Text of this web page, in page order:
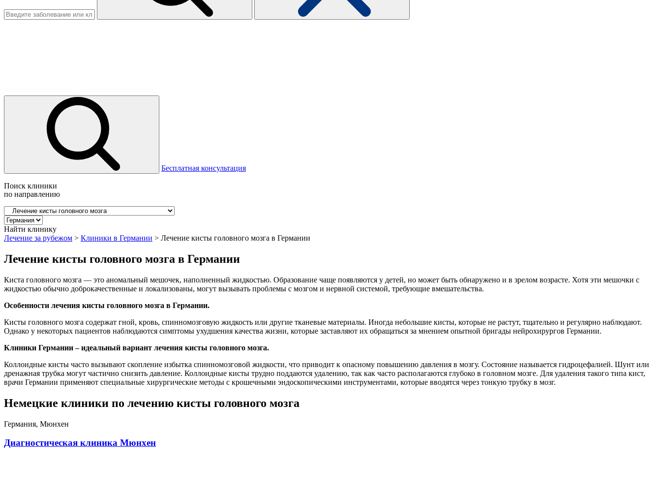
Бесплатная консультация
Поиск клиники
по направлению
Найти клинику
Лечение за рубежом > Клиники в Германии > Лечение кисты головного мозга в Германии
Лечение кисты головного мозга в Германии
Киста головного мозга — это аномальный мешочек, наполненный жидкостью. Образование чаще появляются у детей, но может быть обнаружено и в зрелом возрасте. Хотя эти мешочки с
жидкостью обычно доброкачественные и локализованы, могут вызывать проблемы с мозгом и нервной системой, требующие вмешательства.
Особенности лечения кисты головного мозга в Германии.
Кисты головного мозга содержат гной, кровь, спинномозговую жидкость или другие тканевые материалы. Иногда небольшие кисты, которые не растут, тщательно и регулярно наблюдают.
Однако у некоторых пациентов наблюдаются симптомы ухудшения качества жизни, которые заставляют их обращаться за мнением опытной бригады нейрохирургов Германии.
Клиники Германии – идеальный вариант лечения кисты головного мозга.
Коллоидные кисты часто вызывают скопление избытка спинномозговой жидкости, что приводит к опасному повышению давления в мозгу. Состояние называется гидроцефалией. Шунт или
дренажная трубка могут частично снизить давление. Коллоидные кисты трудно поддаются удалению, так как часто располагаются глубоко в головном мозге. Для удаления такого типа кист,
врачи Германии применяют специальные хирургические методы с крошечными эндоскопическими инструментами, которые вводятся через тонкую трубку в мозг.
Немецкие клиники по лечению кисты головного мозга
Германия, Мюнхен
Диагностическая клиника Мюнхен